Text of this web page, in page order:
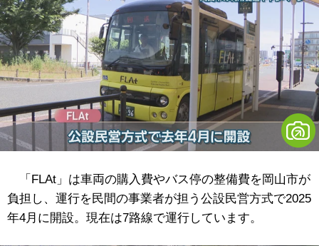
「FLAt」は車両の購入費やバス停の整備費を岡山市が
負担し、運行を民間の事業者が担う公設民営方式で2025
年4月に開設。現在は7路線で運行しています。